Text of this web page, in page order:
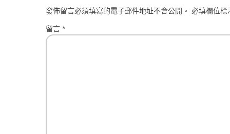
發佈留言必須填寫的電子郵件地址不會公開。 必填欄位
留言 *